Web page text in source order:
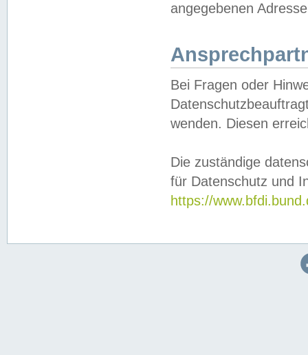
angegebenen
Bei Fragen oder
wenden. Diesen
Die zuständige
für Datenschutz und
https://